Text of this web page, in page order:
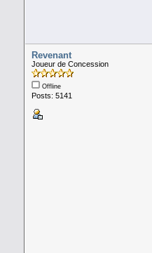
Revenant
Joueur de Concession
Offline
Posts: 5141